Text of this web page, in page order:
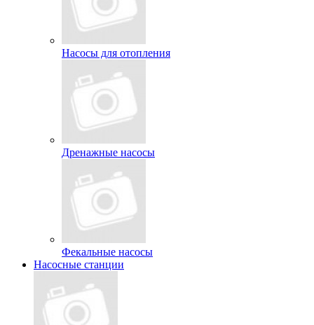
Насосы для отопления
Дренажные насосы
Фекальные насосы
Насосные станции